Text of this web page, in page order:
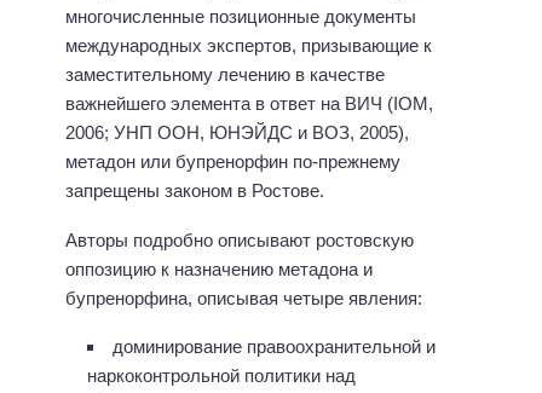
многочисленные позиционные документы
международных экспертов, призывающие к
заместительному лечению в качестве
важнейшего элемента в ответ на ВИЧ (IOM,
2006; УНП ООН, ЮНЭЙДС и ВОЗ, 2005),
метадон или бупренорфин по-прежнему
запрещены законом в Ростове.
Авторы подробно описывают ростовскую
оппозицию к назначению метадона и
бупренорфина, описывая четыре явления:
доминирование правоохранительной и
наркоконтрольной политики над